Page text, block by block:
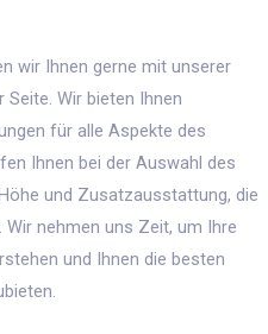
wir Ihnen gerne mit unserer
Wir bieten Ihnen
für alle Aspekte des
Ihnen bei der Auswahl des
und Zusatzausstattung, die
nehmen uns Zeit, um Ihre
und Ihnen die besten